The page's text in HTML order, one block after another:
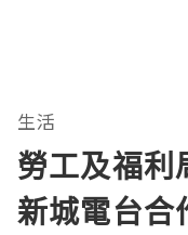
生活
勞工及福利
新城電台合